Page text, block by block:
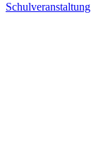
Schulveranstaltung